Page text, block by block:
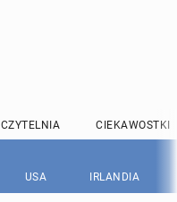
CZYTELNIA CIEKAWOSTKI
USA IRLANDIA